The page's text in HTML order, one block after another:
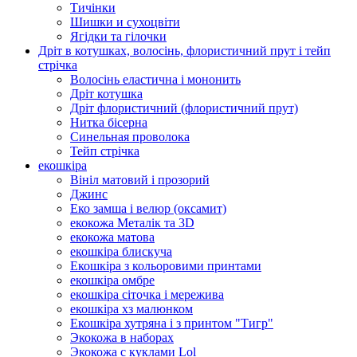
Тичінки
Шишки и сухоцвіти
Ягідки та гілочки
Дріт в котушках, волосінь, флористичний прут і тейп
стрічка
Волосінь еластична і мононить
Дріт котушка
Дріт флористичний (флористичний прут)
Нитка бісерна
Синельная проволока
Тейп стрічка
екошкіра
Вініл матовий і прозорий
Джинс
Еко замша і велюр (оксамит)
екокожа Металік та 3D
екокожа матова
екошкіра блискуча
Екошкіра з кольоровими принтами
екошкіра омбре
екошкіра сіточка і мережива
екошкіра хз малюнком
Екошкіра хутряна і з принтом "Тигр"
Экокожа в наборах
Экокожа с куклами Lol